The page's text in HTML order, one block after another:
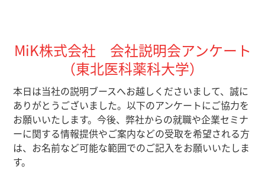
MiK株式会社 会社説明会アンケート
（東北医科薬科大学）
本日は当社の説明ブースへお越しくださいまして、誠に
ありがとうございました。以下のアンケートにご協力を
お願いいたします。今後、弊社からの就職や企業セミナ
ーに関する情報提供やご案内などの受取を希望される方
は、お名前など可能な範囲でのご記入をお願いいたしま
す。